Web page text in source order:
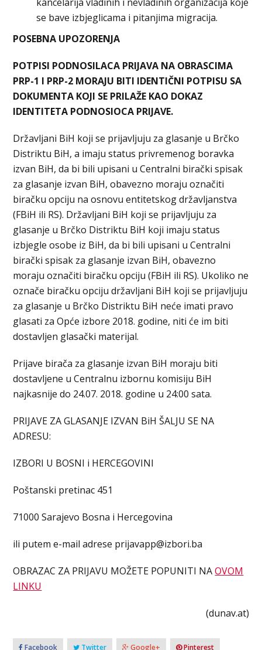
se bave izbjeglicama i pitanjima migracija.
POSEBNA UPOZORENJA
POTPISI PODNOSILACA PRIJAVA NA OBRASCIMA
PRP-1 I PRP-2 MORAJU BITI IDENTIČNI POTPISU SA
DOKUMENTA KOJI SE PRILAŽE KAO DOKAZ
IDENTITETA PODNOSIOCA PRIJAVE.
Državljani BiH koji se prijavljuju za glasanje u Brčko
Distriktu BiH, a imaju status privremenog boravka
izvan BiH, da bi bili upisani u Centralni birački spisak
za glasanje izvan BiH, obavezno moraju označiti
biračku opciju na osnovu entitetskog državljanstva
(FBiH ili RS). Državljani BiH koji se prijavljuju za
glasanje u Brčko Distriktu BiH koji imaju status
izbjegle osobe iz BiH, da bi bili upisani u Centralni
birački spisak za glasanje izvan BiH, obavezno
moraju označiti biračku opciju (FBiH ili RS). Ukoliko ne
označe biračku opciju državljani BiH koji se prijavljuju
za glasanje u Brčko Distriktu BiH neće imati pravo
glasati za Opće izbore 2018. godine, niti će im biti
dostavljen glasački materijal.
Prijave birača za glasanje izvan BiH moraju biti
dostavljene u Centralnu izbornu komisiju BiH
najkasnije do 24.07. 2018. godine u 24:00 sata.
PRIJAVE ZA GLASANJE IZVAN BiH ŠALJU SE NA
ADRESU:
IZBORI U BOSNI i HERCEGOVINI
Poštanski pretinac 451
71000 Sarajevo Bosna i Hercegovina
ili putem e-mail adrese prijavapp@izbori.ba
OBRAZAC ZA PRIJAVU MOŽETE POPUNITI NAOVOM
LINKU
(dunav.at)
Facebook Twitter Google+ Pinterest